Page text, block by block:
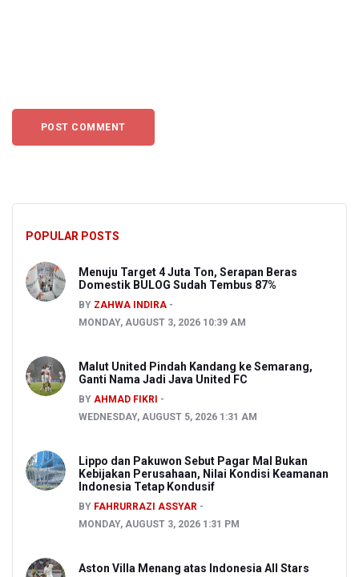
POPULAR POSTS
Menuju Target 4 Juta Ton, Serapan Beras
Domestik BULOG Sudah Tembus 87%
BY ZAHWA INDIRA
MONDAY, AUGUST 3, 2026 10:39 AM
Malut United Pindah Kandang ke Semarang,
Ganti Nama Jadi Java United FC
BY AHMAD FIKRI
WEDNESDAY, AUGUST 5, 2026 1:31 AM
Lippo dan Pakuwon Sebut Pagar Mal Bukan
Kebijakan Perusahaan, Nilai Kondisi Keamanan
Indonesia Tetap Kondusif
BY FAHRURRAZI ASSYAR
MONDAY, AUGUST 3, 2026 1:31 PM
Aston Villa Menang atas Indonesia All Stars